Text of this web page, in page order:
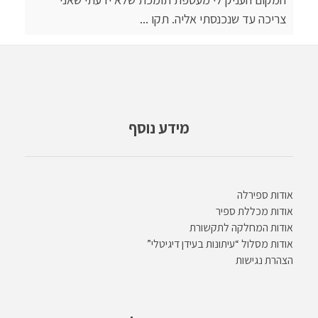
צריכה עד שנכנסתי אליה. תקו ...
מידע נוסף
אודות ספירלה
אודות מכללת ספיר
אודות המחלקה לתקשורת
אודות מסלול “עיתונות בעידן דיגיטלי”
הצהרת נגישות